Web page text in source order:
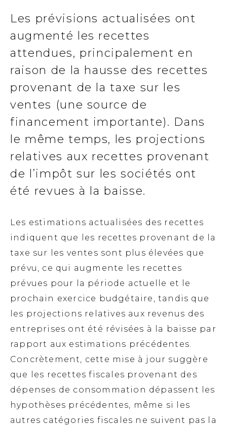
Les prévisions actualisées ont
augmenté les recettes
attendues, principalement en
raison de la hausse des recettes
provenant de la taxe sur les
ventes (une source de
financement importante). Dans
le même temps, les projections
relatives aux recettes provenant
de l’impôt sur les sociétés ont
été revues à la baisse.
Les estimations actualisées des recettes
indiquent que les recettes provenant de la
taxe sur les ventes sont plus élevées que
prévu, ce qui augmente les recettes
prévues pour la période actuelle et le
prochain exercice budgétaire, tandis que
les projections relatives aux revenus des
entreprises ont été révisées à la baisse par
rapport aux estimations précédentes.
Concrètement, cette mise à jour suggère
que les recettes fiscales provenant des
dépenses de consommation dépassent les
hypothèses précédentes, même si les
autres catégories fiscales ne suivent pas la